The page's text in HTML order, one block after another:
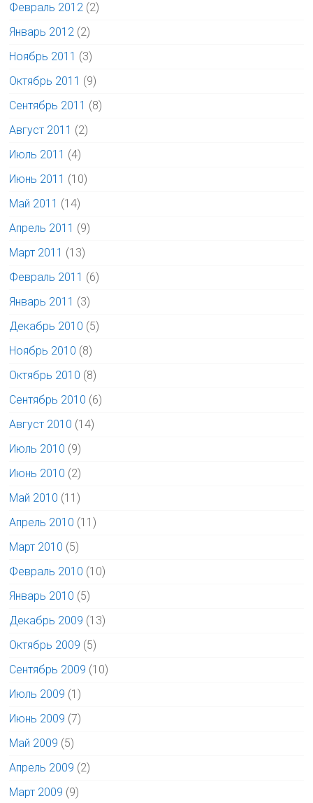
Февраль 2012 (2)
Январь 2012 (2)
Ноябрь 2011 (3)
Октябрь 2011 (9)
Сентябрь 2011 (8)
Август 2011 (2)
Июль 2011 (4)
Июнь 2011 (10)
Май 2011 (14)
Апрель 2011 (9)
Март 2011 (13)
Февраль 2011 (6)
Январь 2011 (3)
Декабрь 2010 (5)
Ноябрь 2010 (8)
Октябрь 2010 (8)
Сентябрь 2010 (6)
Август 2010 (14)
Июль 2010 (9)
Июнь 2010 (2)
Май 2010 (11)
Апрель 2010 (11)
Март 2010 (5)
Февраль 2010 (10)
Январь 2010 (5)
Декабрь 2009 (13)
Октябрь 2009 (5)
Сентябрь 2009 (10)
Июль 2009 (1)
Июнь 2009 (7)
Май 2009 (5)
Апрель 2009 (2)
Март 2009 (9)